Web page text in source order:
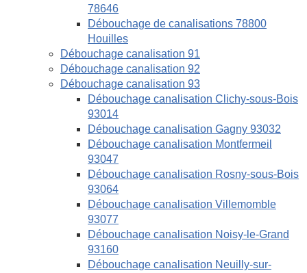
78646
Débouchage de canalisations 78800
Houilles
Débouchage canalisation 91
Débouchage canalisation 92
Débouchage canalisation 93
Débouchage canalisation Clichy-sous-Bois
93014
Débouchage canalisation Gagny 93032
Débouchage canalisation Montfermeil
93047
Débouchage canalisation Rosny-sous-Bois
93064
Débouchage canalisation Villemomble
93077
Débouchage canalisation Noisy-le-Grand
93160
Débouchage canalisation Neuilly-sur-